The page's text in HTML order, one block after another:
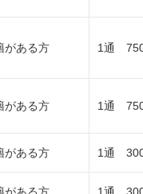
がある方 1通
がある方 1通
がある方 1通